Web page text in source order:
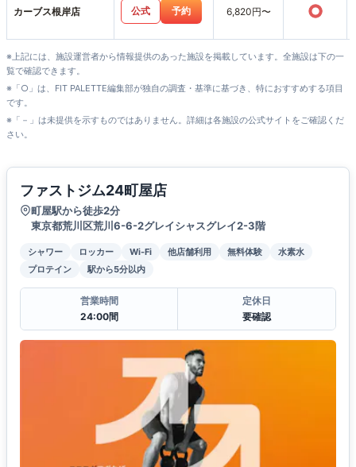
カーブス根岸店 公式 予約 6,820円〜 ○
※上記には、施設運営者から情報提供のあった施設を掲載しています。全施設は下の一
覧で確認できます。
※「○」は、FIT PALETTE編集部が独自の調査・基準に基づき、特におすすめする項目
です。
※「－」は未提供を示すものではありません。詳細は各施設の公式サイトをご確認くだ
さい。
ファストジム24町屋店
町屋駅から徒歩2分
東京都荒川区荒川6-6-2グレイシャスグレイ2-3階
シャワー ロッカー Wi-Fi 他店舗利用 無料体験
水素水
プロテイン
駅から5分以内
営業時間
24:00間
定休日
要確認